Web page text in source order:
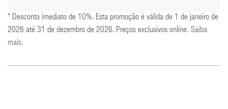
* Desconto imediato de 10%. Esta promoção é válida de 1 de janeiro de
2026 até 31 de dezembro de 2026. Preços exclusivos online. Saiba
mais.